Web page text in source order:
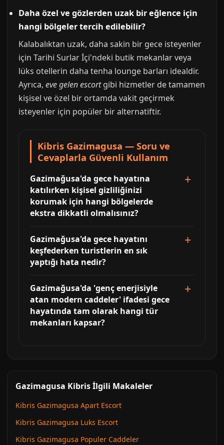
Daha özel ve gözlerden uzak bir eğlence için
hangi bölgeler tercih edilebilir?
Kalabalıktan uzak, daha sakin bir gece isteyenler
için Tarihi Surlar İçi'ndeki butik mekanlar veya
lüks otellerin daha tenha lounge barları idealdir.
Ayrıca, eve gelen escortgibi hizmetler de tamamen
kişisel ve özel bir ortamda vakit geçirmek
isteyenler için popüler bir alternatiftir.
Kibris Gazimagusa — Soru ve
Cevaplarla Güvenli Kullanım
Gazimağusa'da gece hayatına
katılırken kişisel gizliliğinizi
korumak için hangi bölgelerde
ekstra dikkatli olmalısınız?
Gazimağusa'da gece hayatını
keşfederken turistlerin en sık
yaptığı hata nedir?
Gazimağusa'da 'genç enerjisiyle
atan modern caddeler' ifadesi gece
hayatında tam olarak hangi tür
mekanları kapsar?
Gazimagusa Kibris İlgili Makaleler
Kibris Gazimagusa Apart Escort
Kibris Gazimagusa Luks Escort
Kibris Gazimagusa Populer Caddeler